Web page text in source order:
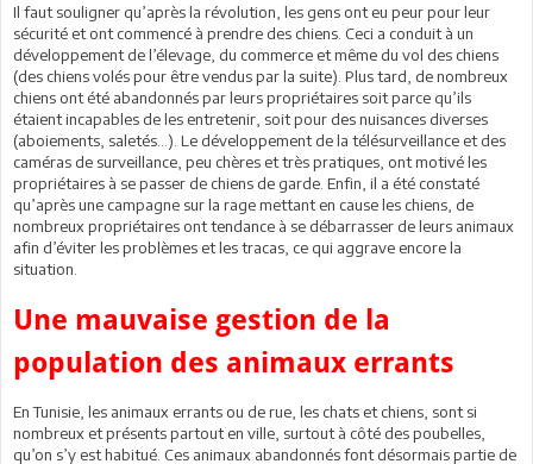
Il faut souligner qu’après la révolution, les gens ont eu peur pour leur
sécurité et ont commencé à prendre des chiens. Ceci a conduit à un
développement de l’élevage, du commerce et même du vol des chiens
(des chiens volés pour être vendus par la suite). Plus tard, de nombreux
chiens ont été abandonnés par leurs propriétaires soit parce qu’ils
étaient incapables de les entretenir, soit pour des nuisances diverses
(aboiements, saletés…). Le développement de la télésurveillance et des
caméras de surveillance, peu chères et très pratiques, ont motivé les
propriétaires à se passer de chiens de garde. Enfin, il a été constaté
qu’après une campagne sur la rage mettant en cause les chiens, de
nombreux propriétaires ont tendance à se débarrasser de leurs animaux
afin d’éviter les problèmes et les tracas, ce qui aggrave encore la
situation.
Une mauvaise gestion de la
population des animaux errants
En Tunisie, les animaux errants ou de rue, les chats et chiens, sont si
nombreux et présents partout en ville, surtout à côté des poubelles,
qu’on s’y est habitué. Ces animaux abandonnés font désormais partie de